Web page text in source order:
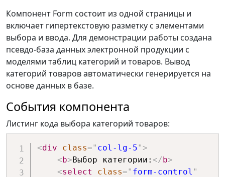
Компонент Form состоит из одной страницы и
включает гипертекстовую разметку с элементами
выбора и ввода. Для демонстрации работы создана
псевдо-база данных электронной продукции с
моделями таблиц категорий и товаров. Вывод
категорий товаров автоматически генерируется на
основе данных в базе.
События компонента
Листинг кода выбора категорий товаров:
<div class=" col-lg-5">
<b>Выбор категории: </b>
<select class=" form-control "